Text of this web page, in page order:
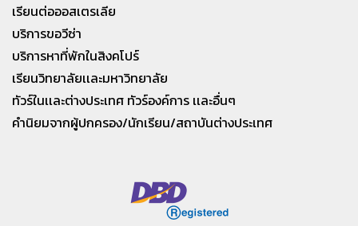
เรียนต่อออสเตรเลีย
บริการขอวีซ่า
บริการหาที่พักในสิงคโปร์
เรียนวิทยาลัยเเละมหาวิทยาลัย
ทัวร์ในเเละต่างประเทศ ทัวร์องค์การ เเละอื่นๆ
คำนิยมจากผู้ปกครอง/นักเรียน/สถาบันต่างประเทศ